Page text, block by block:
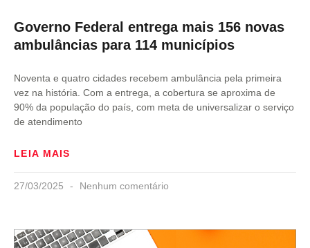
Governo Federal entrega mais 156 novas
ambulâncias para 114 municípios
Noventa e quatro cidades recebem ambulância pela primeira
vez na história. Com a entrega, a cobertura se aproxima de
90% da população do país, com meta de universalizar o serviço
de atendimento
LEIA MAIS
27/03/2025 Nenhum comentário